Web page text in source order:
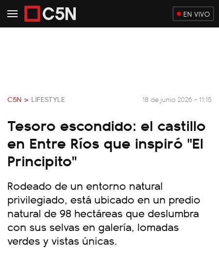
EN VIVO
C5N > LIFESTYLE 18 de junio 2026 - 11:15
Tesoro escondido: el castillo
en Entre Ríos que inspiró "El
Principito"
Rodeado de un entorno natural
privilegiado, está ubicado en un predio
natural de 98 hectáreas que deslumbra
con sus selvas en galería, lomadas
verdes y vistas únicas.